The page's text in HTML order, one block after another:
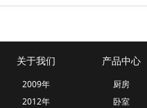
关于我们
2009年
2012年
产品中心
厨房
卧室